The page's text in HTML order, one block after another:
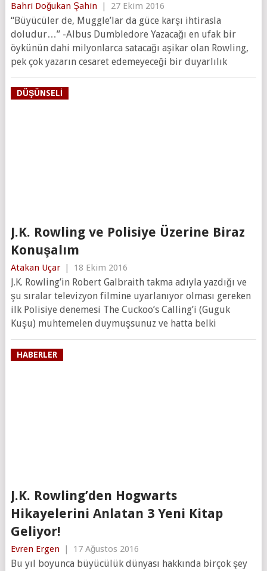
Bahri Doğukan Şahin | 27 Ekim 2016
“Büyücüler de, Muggle’lar da güce karşı ihtirasla
doludur…” -Albus Dumbledore Yazacağı en ufak bir
öykünün dahi milyonlarca satacağı aşikar olan Rowling,
pek çok yazarın cesaret edemeyeceği bir duyarlılık
DÜŞÜNSELI
J.K. Rowling ve Polisiye Üzerine Biraz
Konuşalım
Atakan Uçar | 18 Ekim 2016
J.K. Rowling’in Robert Galbraith takma adıyla yazdığı ve
şu sıralar televizyon filmine uyarlanıyor olması gereken
ilk Polisiye denemesi The Cuckoo’s Calling’i (Guguk
Kuşu) muhtemelen duymuşsunuz ve hatta belki
HABERLER
J.K. Rowling’den Hogwarts
Hikayelerini Anlatan 3 Yeni Kitap
Geliyor!
Evren Ergen 17 Ağustos 2016
Bu yıl boyunca büyücülük dünyası hakkında birçok şey